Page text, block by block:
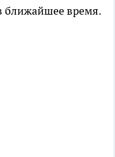
ближайшее время.